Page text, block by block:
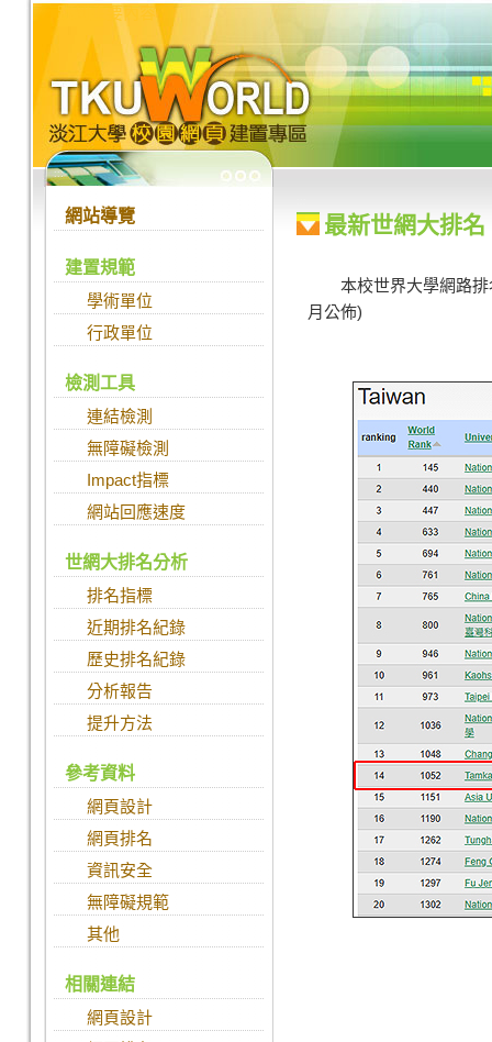
跳到主要內容
:::
網站導覽
建置規範
學術單位
行政單位
檢測工具
連結檢測
無障礙檢測
Impact指標
網站回應速度
世網大排名分析
排名指標
近期排名紀錄
歷史排名紀錄
分析報告
提升方法
參考資料
網頁設計
網頁排名
資訊安全
無障礙規範
其他
相關連結
網頁設計
最新世網大排名
本校世界大學網路
月公佈)